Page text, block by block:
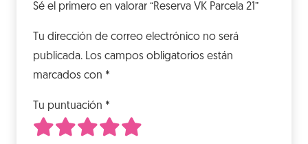
Sé el primero en valorar “Reserva VK Parcela 21”
Tu dirección de correo electrónico no será
publicada. Los campos obligatorios están
marcados con *
Tu puntuación *